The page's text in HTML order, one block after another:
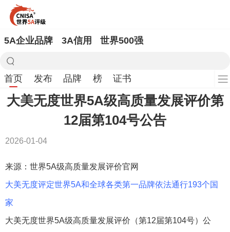
5A企业品牌 3A信用 世界500强
首页 发布 品牌 榜 证书
大美无度世界5A级高质量发展评价第
12届第104号公告
2026-01-04
来源：世界5A级高质量发展评价官网
大美无度评定世界5A和全球各类第一品牌依法通行193个国
家
大美无度世界5A级高质量发展评价（第12届第104号）公